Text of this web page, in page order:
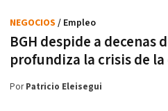
BGH despide a decenas
profundiza la crisis de
NEGOCIOS / Empleo
PorPatricio Eleisegui